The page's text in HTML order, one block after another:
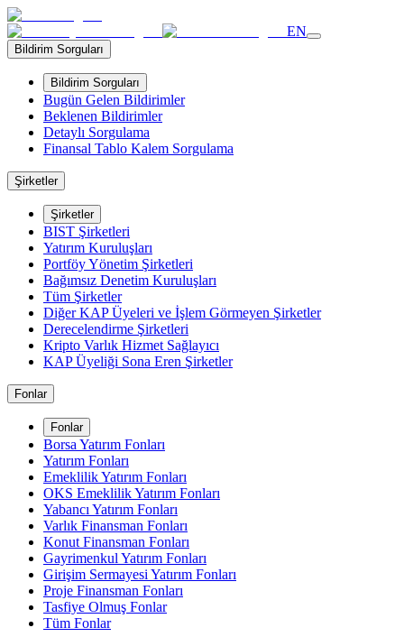
EN
Bildirim Sorguları
Bildirim Sorguları
Bugün Gelen Bildirimler
Beklenen Bildirimler
Detaylı Sorgulama
Finansal Tablo Kalem Sorgulama
Şirketler
Şirketler
BIST Şirketleri
Yatırım Kuruluşları
Portföy Yönetim Şirketleri
Bağımsız Denetim Kuruluşları
Tüm Şirketler
Diğer KAP Üyeleri ve İşlem Görmeyen Şirketler
Derecelendirme Şirketleri
Kripto Varlık Hizmet Sağlayıcı
KAP Üyeliği Sona Eren Şirketler
Fonlar
Fonlar
Borsa Yatırım Fonları
Yatırım Fonları
Emeklilik Yatırım Fonları
OKS Emeklilik Yatırım Fonları
Yabancı Yatırım Fonları
Varlık Finansman Fonları
Konut Finansman Fonları
Gayrimenkul Yatırım Fonları
Girişim Sermayesi Yatırım Fonları
Proje Finansman Fonları
Tasfiye Olmuş Fonlar
Tüm Fonlar